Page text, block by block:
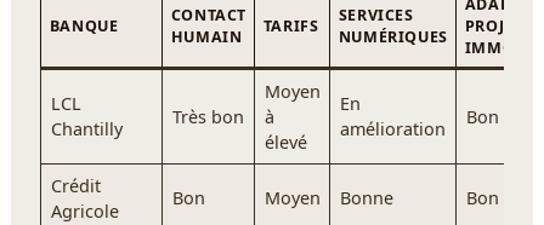
BANQUE
CONTACT
HUMAIN
TARIFS
SERVICES
NUMÉRIQUES
PROJET
LCL
Chantilly
Très bon
Moyen
à
élevé
En
amélioration
Bon
Crédit
Agricole
Bon Moyen Bonne Bon